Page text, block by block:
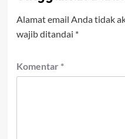
Alamat email Anda tidak
wajib ditandai *
Komentar *